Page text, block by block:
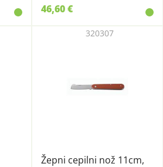
46,60 €
Žepni cepilni nož 11cm,
320307